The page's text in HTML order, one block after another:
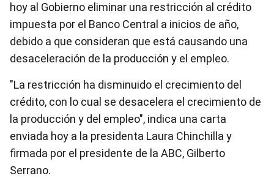
hoy al Gobierno eliminar una restricción al crédito
impuesta por el Banco Central a inicios de año,
debido a que consideran que está causando una
desaceleración de la producción y el empleo.
"La restricción ha disminuido el crecimiento del
crédito, con lo cual se desacelera el crecimiento de
la producción y del empleo", indica una carta
enviada hoy a la presidenta Laura Chinchilla y
firmada por el presidente de la ABC, Gilberto
Serrano.